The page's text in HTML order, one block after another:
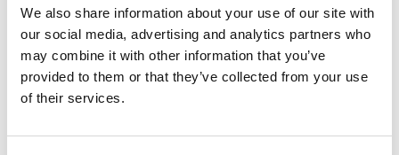
We also share information about your use of our site with
our social media, advertising and analytics partners who
may combine it with other information that you’ve
provided to them or that they’ve collected from your use
of their services.
Overview Economica
Repubblica Ceca